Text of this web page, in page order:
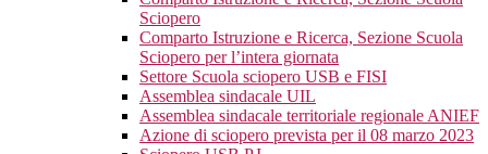
Sciopero
Comparto Istruzione e Ricerca, Sezione Scuola
Sciopero per l’intera giornata
Settore Scuola sciopero USB e FISI
Assemblea sindacale UIL
Assemblea sindacale territoriale regionale ANIEF
Azione di sciopero prevista per il 08 marzo 2023